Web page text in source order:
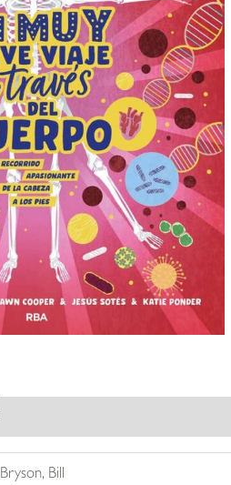
Bryson, Bill